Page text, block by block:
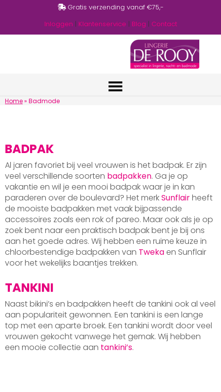
Gratis verzending vanaf €75,-
Inloggen | Klantenservice | Blog | Contact
Home» Badmode
BADPAK
Al jaren favoriet bij veel vrouwen is het badpak. Er zijn
veel verschillende soorten badpakken. Ga je op
vakantie en wil je een mooi badpak waar je in kan
paraderen over de boulevard? Het merkSunflairheeft
de mooiste badpakken met vaak bijpassende
accessoires zoals een rok of pareo. Maar ook als je op
zoek bent naar een praktisch badpak bent je bij ons
aan het goede adres. Wij hebben een ruime keuze in
chloorbestendige badpakken van Tweka en Sunflair
voor het wekelijks baantjes trekken.
TANKINI
Naast bikini’s en badpakken heeft de tankini ook al veel
aan populariteit gewonnen. Een tankini is een lange
top met een aparte broek. Een tankini wordt door veel
vrouwen gekocht vanwege het gemak. Wij hebben
een mooie collectie aan tankini’s.